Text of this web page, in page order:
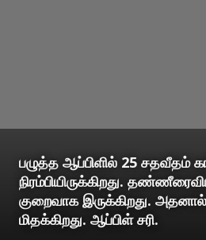
பழுத்த ஆப்பிளில் 25 சதவீதம்
நிரம்பியிருக்கிறது.
குறைவாக இருக்கிறது.
மிதக்கிறது. ஆப்பிள் சரி.